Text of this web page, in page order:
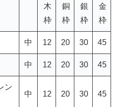
木
枠
銅
枠
銀
枠
金
枠
中 12 20 30 45
中 12 20 30 45
ン
中 12 20 30 45